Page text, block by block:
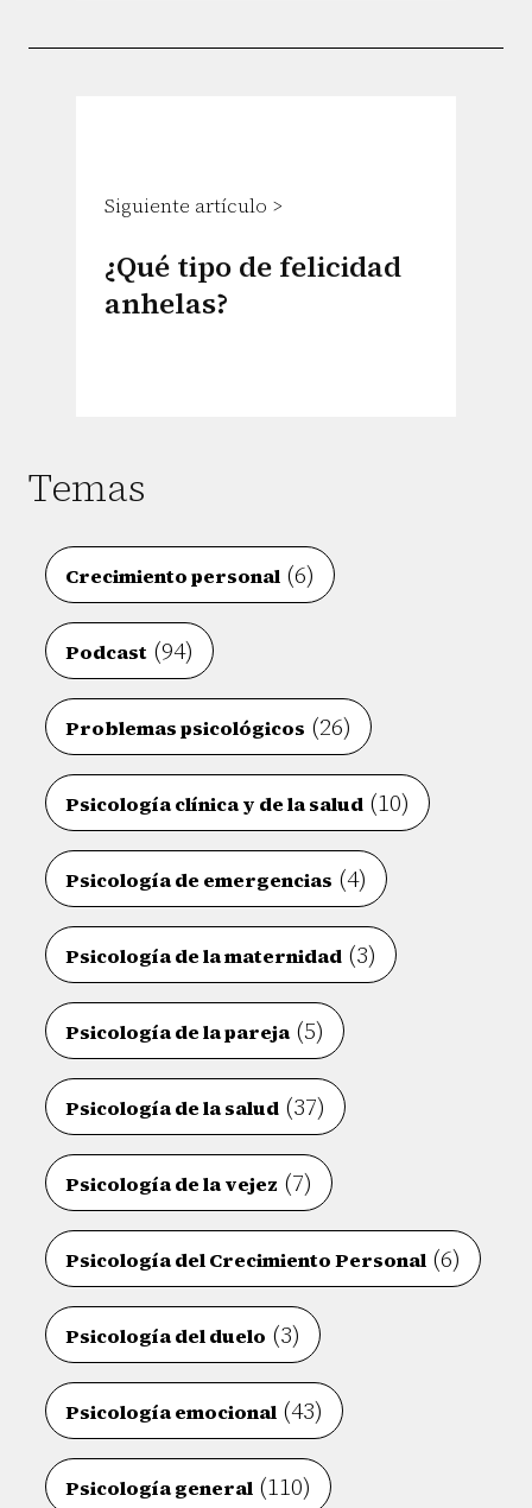
Siguiente artículo >
¿Qué tipo de felicidad
anhelas?
Temas
Crecimiento personal (6)
Podcast (94)
Problemas psicológicos (26)
Psicología clínica y de la salud (10)
Psicología de emergencias (4)
Psicología de la maternidad (3)
Psicología de la pareja(5)
Psicología de la salud (37)
Psicología de la vejez (7)
Psicología del Crecimiento Personal (6)
Psicología del duelo (3)
Psicología emocional (43)
Psicología general (110)